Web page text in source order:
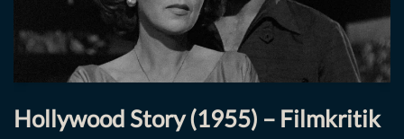
Hollywood Story (1955) – Filmkritik